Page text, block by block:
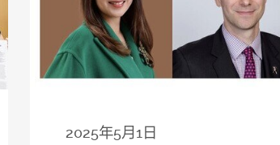
2025年5月1日